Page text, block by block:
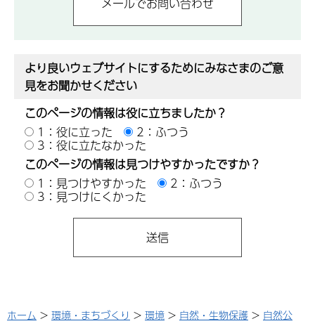
より良いウェブサイトにするためにみなさまのご意
見をお聞かせください
このページの情報は役に立ちましたか？
1：役に立った
2：ふつう
3：役に立たなかった
このページの情報は見つけやすかったですか？
1：見つけやすかった
2：ふつう
3：見つけにくかった
ホーム > 環境・まちづくり > 環境 > 自然・生物保護 > 自然公